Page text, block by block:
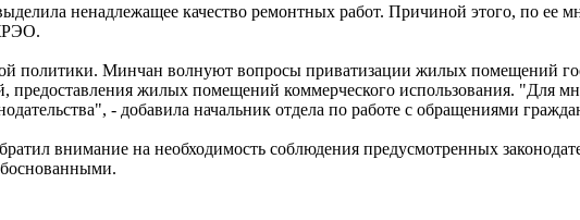
ненадлежащее качество ремонтных работ. Причиной этого, по ее
политики. Минчан волнуют вопросы приватизации жилых помещений
жилых помещений коммерческого использования. "Для
- добавила начальник отдела по работе с обращениями
внимание на необходимость соблюдения предусмотренных